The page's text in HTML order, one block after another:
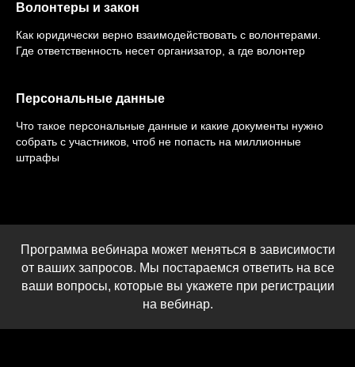
Волонтеры и закон
Как юридически верно взаимодействовать с волонтерами.
Где ответственность несет организатор, а где волонтер
Персональные данные
Что такое персональные данные и какие документы нужно
собрать с участников, чтоб не попасть на миллионные
штрафы
Программа вебинара может меняться в зависимости
от ваших запросов. Мы постараемся ответить на все
ваши вопросы, которые вы укажете при регистрации
на вебинар.